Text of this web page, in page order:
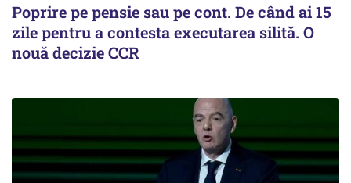
Poprire pe pensie sau pe cont. De când ai 15
zile pentru a contesta executarea silită. O
nouă decizie CCR